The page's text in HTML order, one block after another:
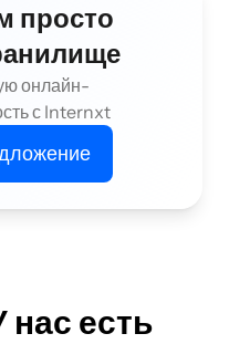
просто
онлайн-
с Internxt
есть